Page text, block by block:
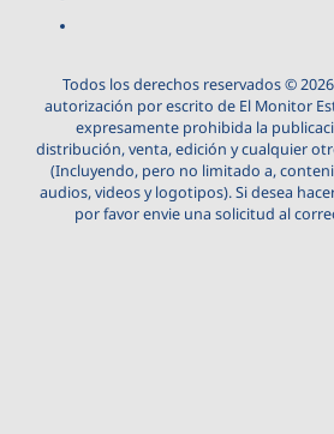
Todos los derechos reservados ©
autorización por escrito de El Monitor
expresamente prohibida la
distribución, venta, edición y cualquier
(Incluyendo, pero no limitado a,
audios, videos y logotipos). Si desea
por favor envie una solicitud al